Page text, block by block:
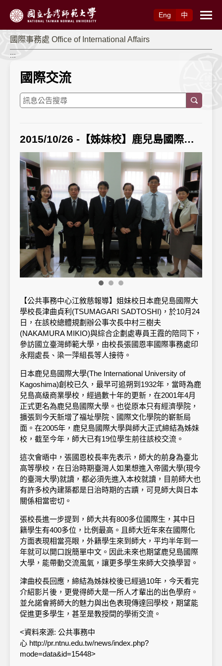
Eng
中
國際事務處 Office of International Affairs
:::
國際交流
2015/10/26 -【姊妹校】鹿兒島國際大學校長訪師大
【公共事務中心江敘慈報導】姐妹校日本鹿兒島國際大
學校長津曲貞利(TSUMAGARI SADTOSHI)，於10月24
日，在該校總體規劃辦公事次長中村三樹夫
(NAKAMURA MIKIO)與綜合企劃處專員王霞的陪同下，
參訪國立臺灣師範大學，由校長張國恩率國際事務處印
永翔處長、梁一萍組長等人接待。
日本鹿兒島國際大學(The International University of
Kagoshima)創校已久，最早可追朔到1932年，當時為鹿
兒島高級商業學校，經過數十年的更新，在2001年4月
正式更名為鹿兒島國際大學。也從原本只有經濟學院，
擴張到今天新增了福址學院、國際文化學院的嶄新局
面。在2005年，鹿兒島國際大學與師大正式締結為姊妹
校，截至今年，師大已有19位學生前往該校交流。
這次會晤中，張國恩校長率先表示，師大的前身為臺北
高等學校，在日治時期臺灣人如果想進入帝國大學(現今
的臺灣大學)就讀，都必須先進入本校就讀，目前師大也
有許多校內建築都是日治時期的古蹟，可見師大與日本
關係相當密切。
張校長進一步提到，師大共有800多位國際生，其中日
籍學生有400多位，比例最高。且師大近年來在國際化
方面表現相當亮眼，外籍學生來到師大，平均半年到一
年就可以開口說簡單中文。因此未來也期望鹿兒島國際
大學，能帶動交流風氣，讓更多學生來師大交換學習。
津曲校長回應，締結為姊妹校後已經過10年，今天看完
介紹影片後，更覺得師大是一所人才輩出的出色學府。
並允諾會將師大的魅力與出色表現傳達回學校，期望能
促進更多學生，甚至是教授間的學術交流。
<資料來源: 公共事務中
心 http://pr.ntnu.edu.tw/news/index.php?
mode=data&id=15448>